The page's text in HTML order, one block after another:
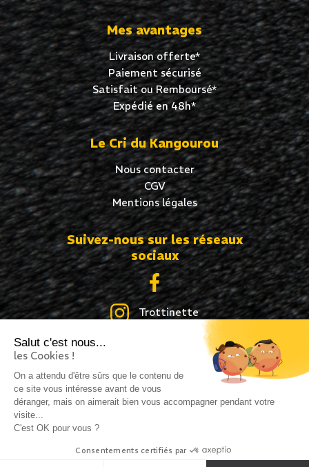
Salut c'est nous...
les Cookies !
On a attendu d'être sûrs que le contenu de
ce site vous intéresse avant de vous
déranger, mais on aimerait bien vous accompagner pendant votre
visite...
C'est OK pour vous ?
Consentements certifiés par
Mes avantages
Livraison offerte*
Paiement sécurisé
Satisfait ou Remboursé*
Expédié en 48h*
Le Cri du Kangourou
Nous contacter
CGV
Mentions légales
Suivez-nous sur les réseaux
sociaux
Trottinette
Roller
Création site internet : idcom-lagence.fr- Copyright
- Confidentialité